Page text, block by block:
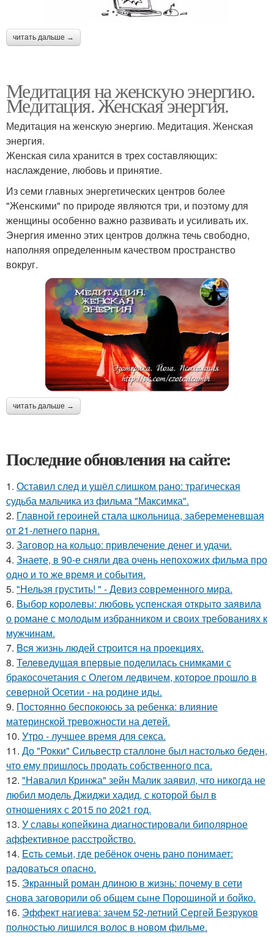
читать дальше →
Медитация на женскую энергию.
Медитация. Женская энергия.
Медитация на женскую энергию. Медитация. Женская
энергия.
Женская сила хранится в трех составляющих:
наслаждение, любовь и принятие.
Из семи главных энергетических центров более
"Женскими" по природе являются три, и поэтому для
женщины особенно важно развивать и усиливать их.
Энергия именно этих центров должна течь свободно,
наполняя определенным качеством пространство
вокруг.
читать дальше →
Последние обновления на сайте:
1. Оставил след и ушёл слишком рано: трагическая
судьба мальчика из фильма "Максимка".
2. Главной героиней стала школьница, забеременевшая
от 21-летнего парня.
3. Заговор на кольцо: привлечение денег и удачи.
4. Знаете, в 90-е сняли два очень непохожих фильма про
одно и то же время и события.
5. "Нельзя грустить! " - Девиз coвременного мира.
6. Выбор королевы: любовь успенская открыто заявила
о романе с молодым избранником и своих требованиях к
мужчинам.
7. Bcя жизнь людей строится на проекциях.
8. Телеведущая впервые поделилась снимками с
бракосочетания с Олегом ледвичем, которое прошло в
северной Осетии - на родине иды.
9. Постоянно беспокоюсь за ребенка: влияние
материнской тревожности на детей.
10. Утро - лучшее время для секса.
11. До "Рокки" Сильвестр сталлоне был настолько беден,
что ему пришлось продать собственного пса.
12. "Навалил Кринжа" зейн Малик заявил, что никогда не
любил модель Джиджи хадид, с которой был в
отношениях с 2015 по 2021 год.
13. У славы копейкина диагностировали биполярное
аффективное расстройство.
14. Ecть семьи, где ребёнок очень рано понимает:
радоваться опасно.
15. Экранный роман длиною в жизнь: почему в сети
снова заговорили об общем сыне Порошиной и бойко.
16. Эффект нагиева: зачем 52-летний Сергей Безруков
полностью лишился волос в новом фильме.